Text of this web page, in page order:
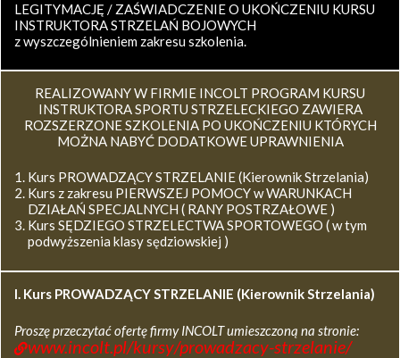
LEGITYMACJĘ / ZAŚWIADCZENIE O UKOŃCZENIU KURSU
INSTRUKTORA STRZELAŃ BOJOWYCH
z wyszczególnieniem zakresu szkolenia.
REALIZOWANY W FIRMIE INCOLT PROGRAM KURSU
INSTRUKTORA SPORTU STRZELECKIEGO ZAWIERA
ROZSZERZONE SZKOLENIA PO UKOŃCZENIU KTÓRYCH
MOŻNA NABYĆ DODATKOWE UPRAWNIENIA
Kurs PROWADZĄCY STRZELANIE (Kierownik Strzelania)
Kurs z zakresu PIERWSZEJ POMOCY w WARUNKACH
DZIAŁAŃ SPECJALNYCH ( RANY POSTRZAŁOWE )
Kurs SĘDZIEGO STRZELECTWA SPORTOWEGO ( w tym
podwyższenia klasy sędziowskiej )
I. Kurs PROWADZĄCY STRZELANIE (Kierownik Strzelania)
Proszę przeczytać ofertę firmy INCOLT umieszczoną na stronie:
www.incolt.pl/kursy/prowadzacy-strzelanie/